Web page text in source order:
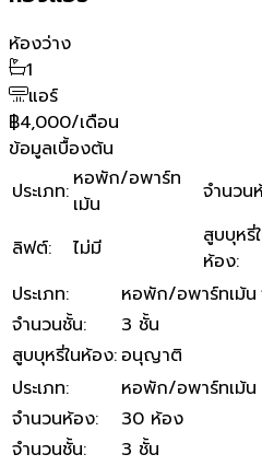
ห้องว่าง
1
แอร์
฿4,000/เดือน
ข้อมูลเบื้องต้น
ประเภท: หอพัก/อพาร์ท
เม้น
จำนวน
ลิฟต์: ไม่มี
สูบบุหรี่
ห้อง:
ประเภท: หอพัก/อพาร์ทเม้น
จำนวนชั้น: 3 ชั้น
สูบบุหรี่ในห้อง: อนุญาติ
ประเภท:
หอพัก/อพาร์ทเม้น
จำนวนห้อง:
30 ห้อง
จำนวนชั้น:
3 ชั้น